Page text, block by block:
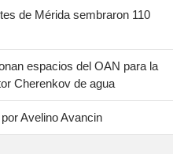
de Mérida sembraron 110
espacios del OAN para la
Cherenkov de agua
Avelino Avancin